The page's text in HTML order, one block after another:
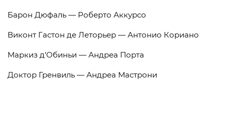
Барон Дюфаль — Роберто Аккурсо
Виконт Гастон де Леторьер — Антонио Кориано
Маркиз д’Обиньи — Андреа Порта
Доктор Гренвиль — Андреа Мастрони